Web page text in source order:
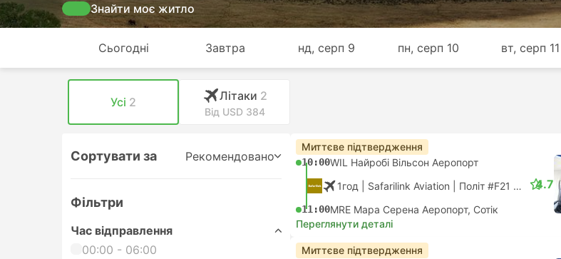
Знайти моє житло
Сьогодні Завтра нд, серп 9 пн, серп 10 вт, серп 11
Усі 2 Лiтаки 2
Від USD 384
Сортувати за Рекомендовано
Фільтри
Час відправлення
00:00 - 06:00
Миттєве підтвердження
10:00WIL Найробі Вільсон Аеропорт
1год | Safarilink Aviation Політ #F21 Економ
11:00MRE Мара Серена Аеропорт, Сотік
4.7
Переглянути деталі
Миттєве підтвердження